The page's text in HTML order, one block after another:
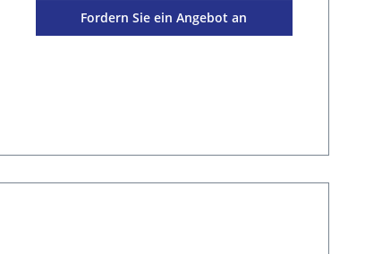
Fordern Sie ein Angebot an